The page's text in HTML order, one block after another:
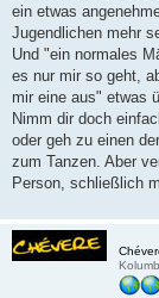
ein etwas
Jugendlichen mehr
Und "ein normales
es nur mir so geht,
mir eine aus" etwas
Nimm dir doch
oder geh zu einen
zum Tanzen. Aber
Person, schließlich